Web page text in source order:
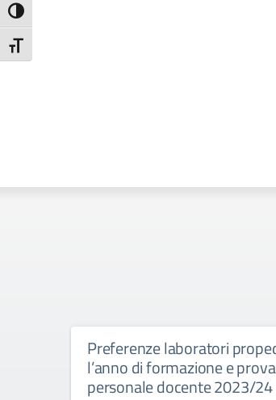
Attiva/disattiva alto contrasto
Attiva/disattiva dimensione testo
Preferenze laboratori
l’anno di formazione e
personale docente 2023/24